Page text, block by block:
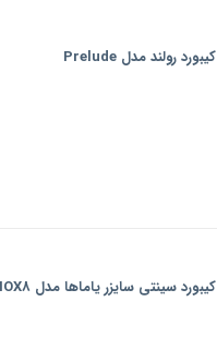
کیبورد رولند مدل Prelude
کیبورد سینتی سایزر یاماها مدل MOX8